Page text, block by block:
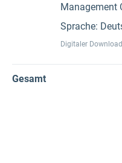
Management
Sprache:
Digitaler
Gesamt